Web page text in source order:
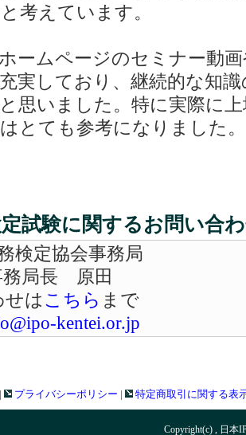
考えています。
ームページのセミナー動
実しており、継続的な知
思いました。特に実際に
とても参考になりました。
試験に関するお問い合
検定協会事務局
務局長 原田
せはこちら まで
kentei.or.jp
プライバシーポリシー 特定商取引に関する表
Copyright(c) , 日本